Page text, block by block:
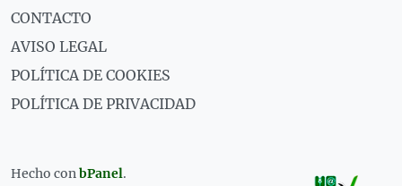
CONTACTO
AVISO LEGAL
POLÍTICA DE COOKIES
POLÍTICA DE PRIVACIDAD
Hecho conbPanel.